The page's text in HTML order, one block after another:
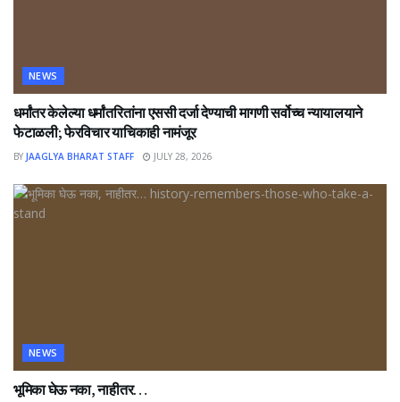
NEWS
धर्मांतर केलेल्या धर्मांतरितांना एससी दर्जा देण्याची मागणी सर्वोच्च न्यायालयाने
फेटाळली; फेरविचार याचिकाही नामंजूर
BY JAAGLYA BHARAT STAFF JULY 28, 2026
NEWS
भूमिका घेऊ नका, नाहीतर…